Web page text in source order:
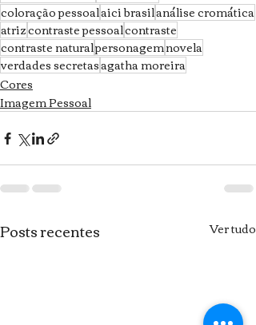
coloração pessoalaici brasilanálise cromática
atrizcontraste pessoalcontraste
contraste naturalpersonagemnovela
verdades secretasagatha moreira
Cores
Imagem Pessoal
Posts recentes Ver tudo